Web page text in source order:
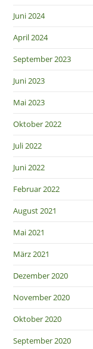
Juni 2024
April 2024
September 2023
Juni 2023
Mai 2023
Oktober 2022
Juli 2022
Juni 2022
Februar 2022
August 2021
Mai 2021
März 2021
Dezember 2020
November 2020
Oktober 2020
September 2020